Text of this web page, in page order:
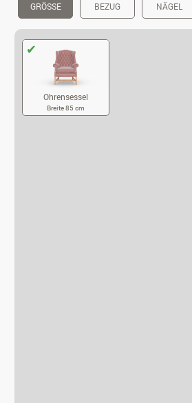
GRÖSSE BEZUG NÄGEL
Ohrensessel
Breite 85 cm